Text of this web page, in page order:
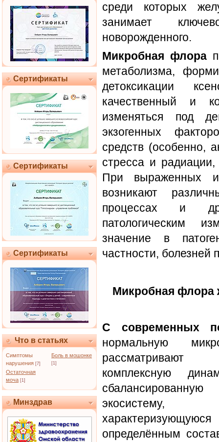
Сертификаты
Сертификаты
Сертификаты
Что в статьях
Симптомы
нарушения [7]
Боль в мошонке
[1]
Остаточная
моча [1]
Минздрав
среди которых
занимает
новорожденного.
Микробная флора
метаболизма,
детоксикации
качественный и
изменяться под
экзогенных
средств (особенно,
стресса и
При выраженных
возникают
процессах и
патологическим
значение в
частности,
Микробная флора
С современных
нормальную
комплексную
сбалансированную
экосистему,
характеризующуюся
определённым